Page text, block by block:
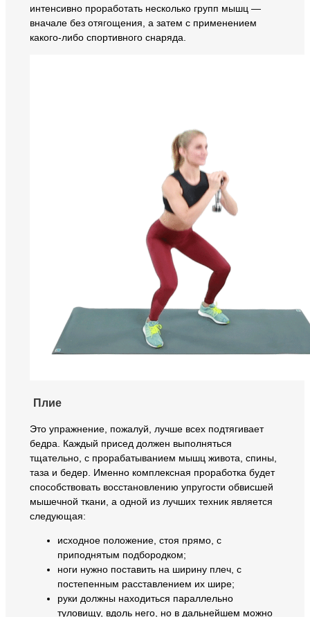
интенсивно проработать несколько групп мышц —
вначале без отягощения, а затем с применением
какого-либо спортивного снаряда.
Плие
Это упражнение, пожалуй, лучше всех подтягивает
бедра. Каждый присед должен выполняться
тщательно, с прорабатыванием мышц живота, спины,
таза и бедер. Именно комплексная проработка будет
способствовать восстановлению упругости обвисшей
мышечной ткани, а одной из лучших техник является
следующая:
исходное положение, стоя прямо, с
приподнятым подбородком;
ноги нужно поставить на ширину плеч, с
постепенным расставлением их шире;
руки должны находиться параллельно
туловищу, вдоль него, но в дальнейшем можно